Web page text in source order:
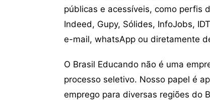
públicas e acessíveis, como perfis
Indeed, Gupy, Sólides, InfoJobs,
e-mail, whatsApp ou diretamente
O Brasil Educando não é uma
processo seletivo. Nosso papel é
emprego para diversas regiões do